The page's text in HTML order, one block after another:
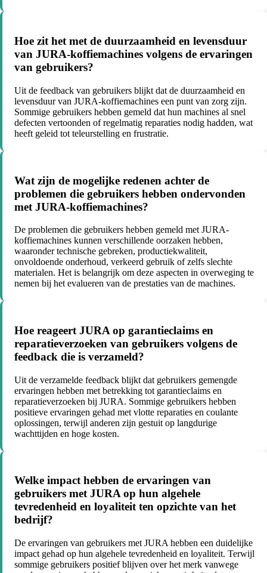
Hoe zit het met de duurzaamheid en levensduur
van JURA-koffiemachines volgens de ervaringen
van gebruikers?
Uit de feedback van gebruikers blijkt dat de duurzaamheid en
levensduur van JURA-koffiemachines een punt van zorg zijn.
Sommige gebruikers hebben gemeld dat hun machines al snel
defecten vertoonden of regelmatig reparaties nodig hadden, wat
heeft geleid tot teleurstelling en frustratie.
Wat zijn de mogelijke redenen achter de
problemen die gebruikers hebben ondervonden
met JURA-koffiemachines?
De problemen die gebruikers hebben gemeld met JURA-
koffiemachines kunnen verschillende oorzaken hebben,
waaronder technische gebreken, productiekwaliteit,
onvoldoende onderhoud, verkeerd gebruik of zelfs slechte
materialen. Het is belangrijk om deze aspecten in overweging te
nemen bij het evalueren van de prestaties van de machines.
Hoe reageert JURA op garantieclaims en
reparatieverzoeken van gebruikers volgens de
feedback die is verzameld?
Uit de verzamelde feedback blijkt dat gebruikers gemengde
ervaringen hebben met betrekking tot garantieclaims en
reparatieverzoeken bij JURA. Sommige gebruikers hebben
positieve ervaringen gehad met vlotte reparaties en coulante
oplossingen, terwijl anderen zijn gestuit op langdurige
wachttijden en hoge kosten.
Welke impact hebben de ervaringen van
gebruikers met JURA op hun algehele
tevredenheid en loyaliteit ten opzichte van het
bedrijf?
De ervaringen van gebruikers met JURA hebben een duidelijke
impact gehad op hun algehele tevredenheid en loyaliteit. Terwijl
sommige gebruikers positief blijven over het merk vanwege